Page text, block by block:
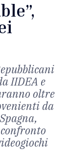
IIDEA e
oltre
da